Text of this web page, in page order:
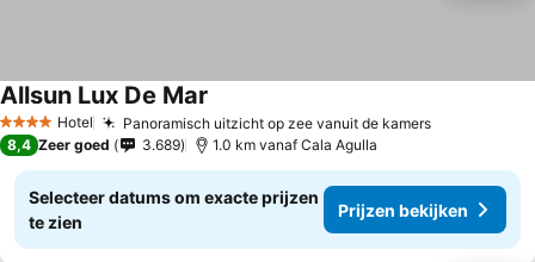
4 SterrenHotel Panoramisch uitzicht op zee vanuit de kamers
Allsun Lux De Mar
8,4 Zeer goed 3.689 1.0 km vanaf Cala Agulla
Selecteer datums om exacte prijzen
te zien
Prijzen bekijken